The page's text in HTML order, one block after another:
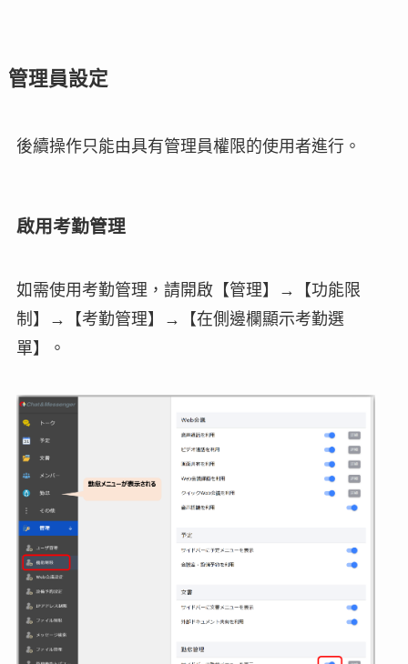
管理員設定
後續操作只能由具有管理員權限的使用者進行。
啟用考勤管理
如需使用考勤管理，請開啟【管理】→【功能限
制】→【考勤管理】→【在側邊欄顯示考勤選
單】。